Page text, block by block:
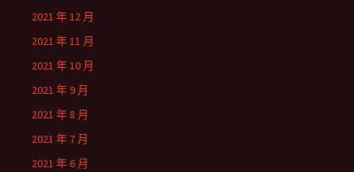
2021 年 12 月
2021 年 11 月
2021 年 10 月
2021 年 9 月
2021 年 8 月
2021 年 7 月
2021 年 6 月